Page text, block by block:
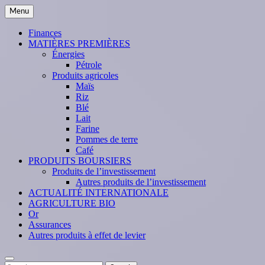
Skip
to
content
Menu
Finances
MATIÈRES PREMIÈRES
Énergies
Pétrole
Produits agricoles
Maïs
Riz
Blé
Lait
Farine
Pommes de terre
Café
PRODUITS BOURSIERS
Produits de l’investissement
Autres produits de l’investissement
ACTUALITÉ INTERNATIONALE
AGRICULTURE BIO
Or
Assurances
Autres produits à effet de levier
Search